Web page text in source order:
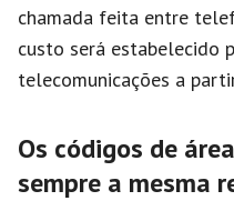
chamada feita entre
custo será estabelecido
telecomunicações a
Os códigos de
sempre a mesma